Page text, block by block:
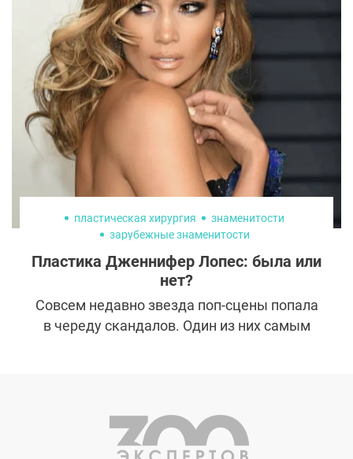
заявление о планах избавиться от
надоевших имплантов. Давайте узнаем,
что вызвало у нее такое желание и как его
можно реализовать.
пластическая хирургия
знаменитости
зарубежные знаменитости
Пластика Дженнифер Лопес: была или
нет?
Совсем недавно звезда поп-сцены попала
в череду скандалов. Один из них самым
подозрение в пластике, но в этот раз
певица отреагировала на него особенно